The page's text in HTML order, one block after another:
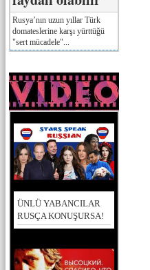
Rusya’nın uzun yıllar Türk
domateslerine karşı yürttüğü
"sert mücadele"...
ÜNLÜ YABANCILAR
RUSÇA KONUŞURSA!